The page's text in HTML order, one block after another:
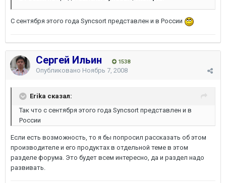
C сентября этого года Syncsort представлен и в России
Сергей Ильин 1538
Опубликовано Ноябрь 7, 2008
Erika сказал:
Так что с сентября этого года Syncsort представлен и в
России
Если есть возможность, то я бы попросил рассказать об этом
производителе и его продуктах в отдельной теме в этом
разделе форума. Это будет всем интересно, да и раздел надо
развивать.